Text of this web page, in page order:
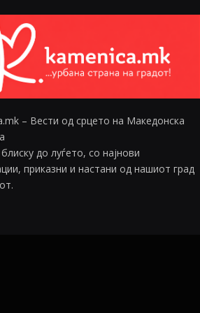
– Вести од срцето на Македонска
до луѓето, со најнови
приказни и настани од нашиот град